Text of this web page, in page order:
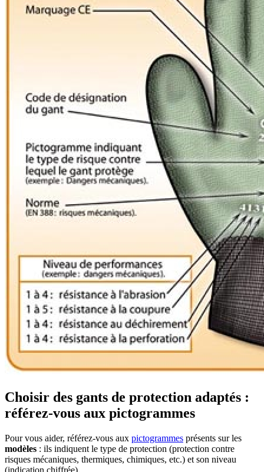
Choisir des gants de protection adaptés :
référez-vous aux pictogrammes
Pour vous aider, référez-vous aux pictogrammes présents sur les
modèles : ils indiquent le type de protection (protection contre
risques mécaniques, thermiques, chimiques, etc.) et son niveau